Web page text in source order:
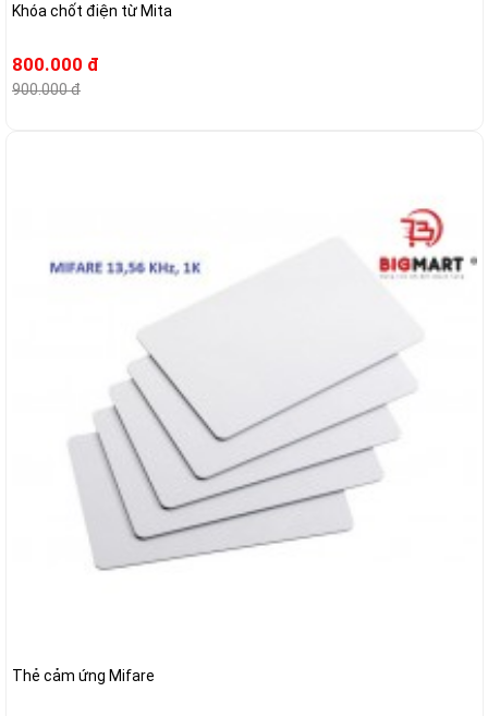
Khóa chốt điện từ Mita
800.000 đ
900.000 đ
Thẻ cảm ứng Mifare